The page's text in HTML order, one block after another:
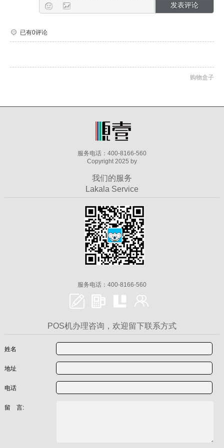
已有0评论
购物盒子
服务电话：400-8166-560
Copyright 2025 by
我们的服务
Lakala Service
服务电话：400-8166-560
POS机办理咨询，欢迎留下联系方式
姓名
地址
电话
留 言: